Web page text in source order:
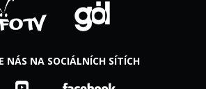
NÁS NA SOCIÁLNÍCH SÍTÍCH